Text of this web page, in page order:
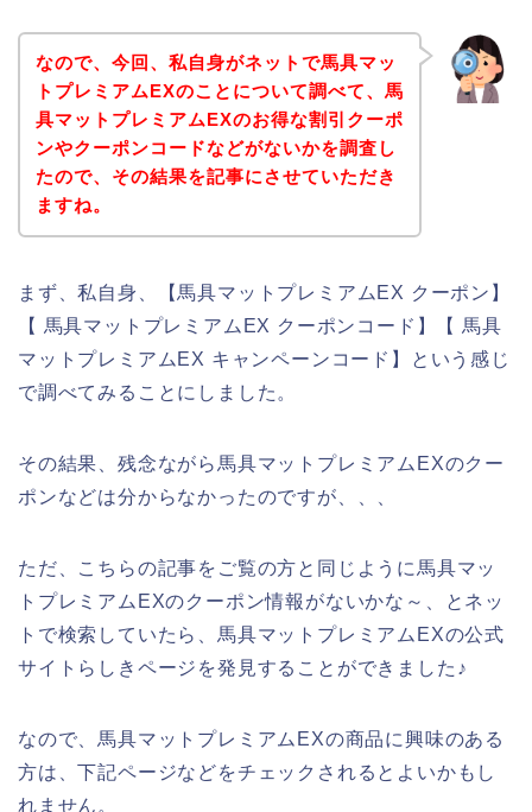
なので、今回、私自身がネットで馬具マッ
トプレミアムEXのことについて調べて、馬
具マットプレミアムEXのお得な割引クーポ
ンやクーポンコードなどがないかを調査し
たので、その結果を記事にさせていただき
ますね。
まず、私自身、【馬具マットプレミアムEX クーポン】
【 馬具マットプレミアムEX クーポンコード】【 馬具
マットプレミアムEX キャンペーンコード】という感じ
で調べてみることにしました。
その結果、残念ながら馬具マットプレミアムEXのクー
ポンなどは分からなかったのですが、、、
ただ、こちらの記事をご覧の方と同じように馬具マッ
トプレミアムEXのクーポン情報がないかな～、とネッ
トで検索していたら、馬具マットプレミアムEXの公式
サイトらしきページを発見することができました♪
なので、馬具マットプレミアムEXの商品に興味のある
方は、下記ページなどをチェックされるとよいかもし
れません。